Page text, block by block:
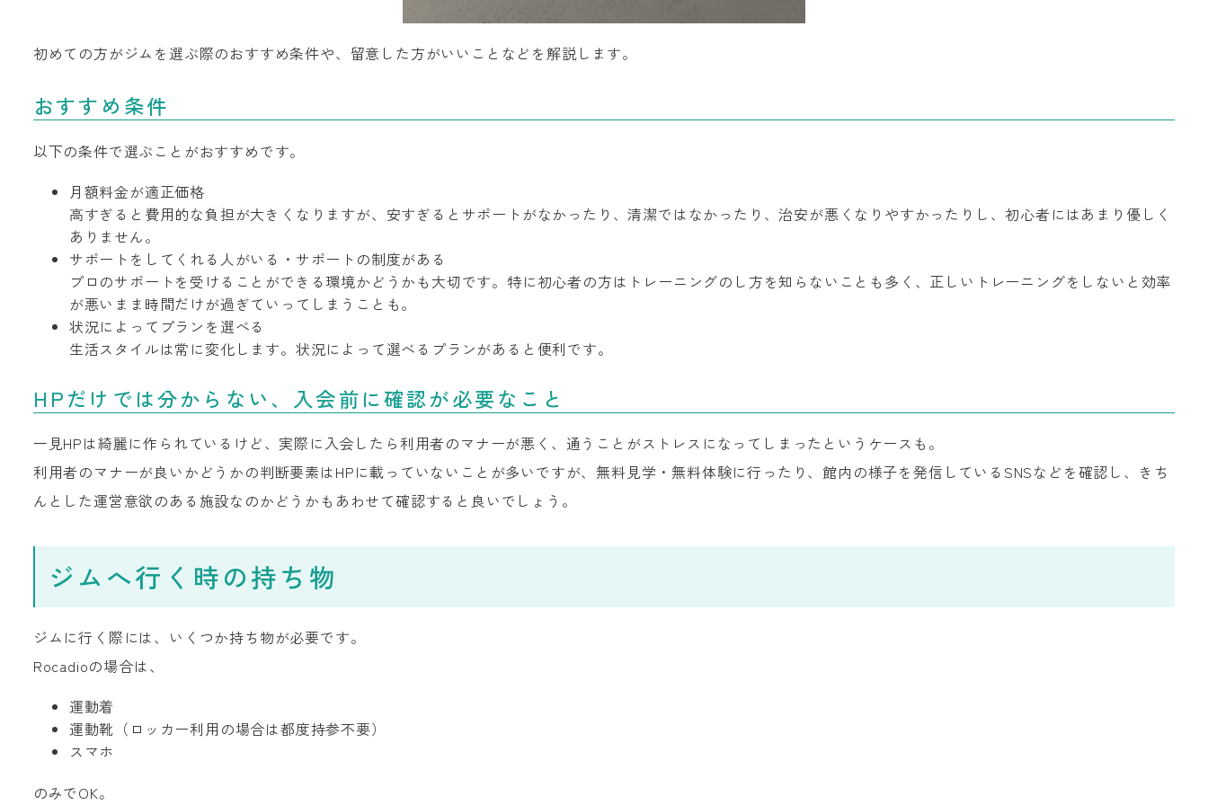
初めての方がジムを選ぶ際のおすすめ条件や、留意した方がいいことなどを解説します。
おすすめ条件
以下の条件で選ぶことがおすすめです。
月額料金が適正価格
高すぎると費用的な負担が大きくなりますが、安すぎるとサポートがなかったり、清潔ではなかったり、治安が悪くなりやすかったりし、初心者にはあまり優しく
ありません。
サポートをしてくれる人がいる・サポートの制度がある
プロのサポートを受けることができる環境かどうかも大切です。特に初心者の方はトレーニングのし方を知らないことも多く、正しいトレーニングをしないと効率
が悪いまま時間だけが過ぎていってしまうことも。
状況によってプランを選べる
生活スタイルは常に変化します。状況によって選べるプランがあると便利です。
HPだけでは分からない、入会前に確認が必要なこと
一見HPは綺麗に作られているけど、実際に入会したら利用者のマナーが悪く、通うことがストレスになってしまったというケースも。
利用者のマナーが良いかどうかの判断要素はHPに載っていないことが多いですが、無料見学・無料体験に行ったり、館内の様子を発信しているSNSなどを確認し、きち
んとした運営意欲のある施設なのかどうかもあわせて確認すると良いでしょう。
ジムへ行く時の持ち物
ジムに行く際には、いくつか持ち物が必要です。
Rocadioの場合は、
運動着
運動靴（ロッカー利用の場合は都度持参不要）
スマホ
のみでOK。